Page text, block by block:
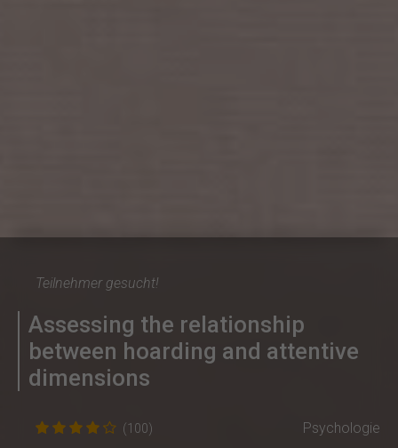
Teilnehmer gesucht!
Assessing the relationship
between hoarding and attentive
dimensions
(100) Psychologie